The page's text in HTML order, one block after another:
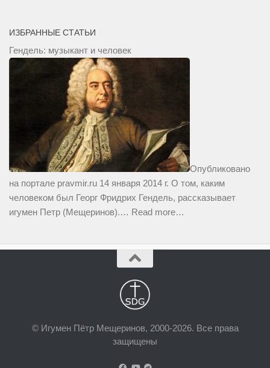
ИЗБРАННЫЕ СТАТЬИ
Гендель: музыкант и человек
Опубликовано
на портале pravmir.ru 14 января 2014 г. О том, каким
человеком был Георг Фридрих Гендель, рассказывает
игумен Петр (Мещеринов).… Read more…
© Игумен Пётр Мещеринов, 2000-2026. Все права
защищены